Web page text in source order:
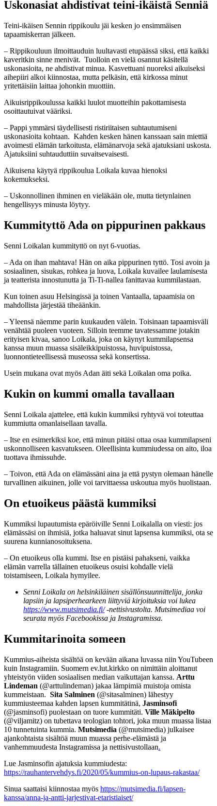
Uskonasiat ahdistivat teini-ikäistä Senniä
Teini-ikäisen Sennin rippikoulu jäi kesken jo ensimmäisen
tapaamiskerran jälkeen.
– Rippikouluun ilmoittauduin luultavasti etupäässä siksi, että kaikki
kaveritkin sinne menivät. Tuolloin en vielä osannut käsitellä
uskonasioita, ne ahdistivat minua. Kasvettuani nuoreksi aikuiseksi
aihepiiri alkoi kiinnostaa, mutta pelkäsin, että kirkossa minut
yritettäisiin laittaa johonkin muottiin.
Aikuisrippikoulussa kaikki luulot muotteihin pakottamisesta
osoittautuivat vääriksi.
– Pappi ymmärsi täydellisesti ristiriitaisen suhtautumiseni
uskonasioita kohtaan. Kahden kesken hänen kanssaan sain miettiä
avoimesti elämän tarkoitusta, elämänarvoja sekä ajatuksiani uskosta.
Ajatuksiini suhtauduttiin suvaitsevaisesti.
Aikuisena käytyä rippikoulua Loikala kuvaa hienoksi
kokemukseksi.
– Uskonnollinen ihminen en vieläkään ole, mutta tietynlainen
hengellisyys minusta löytyy.
Kummityttö Ada on pippurinen pakkaus
Senni Loikalan kummityttö on nyt 6-vuotias.
– Ada on ihan mahtava! Hän on aika pippurinen tyttö. Tosi avoin ja
sosiaalinen, sisukas, rohkea ja luova, Loikala kuvailee laulamisesta
ja teatterista innostunutta ja Ti-Ti-nallea fanittavaa kummilastaan.
Kun toinen asuu Helsingissä ja toinen Vantaalla, tapaamisia on
mahdollista järjestää tiheäänkin.
– Yleensä näemme parin kuukauden välein. Toisinaan tapaamisväli
venähtää puoleen vuoteen. Silloin teemme tavatessamme jotakin
erityisen kivaa, sanoo Loikala, joka on käynyt kummilapsensa
kanssa muun muassa sisäleikkipuistossa, huvipuistossa,
luonnontieteellisessä museossa sekä konsertissa.
Usein mukana ovat myös Adan äiti sekä Loikalan oma poika.
Kukin on kummi omalla tavallaan
Senni Loikala ajattelee, että kukin kummiksi ryhtyvä voi toteuttaa
kummiutta omanlaisellaan tavalla.
– Itse en esimerkiksi koe, että minun pitäisi ottaa osaa kummilapseni
uskonnolliseen kasvatukseen. Oleellisinta kummiudessa on aito, iloa
tuottava ihmissuhde.
– Toivon, että Ada on elämässäni aina ja että pystyn olemaan hänelle
turvallinen aikuinen, jolle voi tarvittaessa uskoutua myös huolistaan.
On etuoikeus päästä kummiksi
Kummiksi lupautumista epäröiville Senni Loikalalla on viesti: jos
elämässäsi on ihmisiä, jotka haluavat sinut lapsensa kummiksi, ota se
suurena kunnianosoituksena. ­
– On etuoikeus olla kummi. Itse en pistäisi pahakseni, vaikka
elämän varrella tällainen etuoikeus osuisi kohdalle vielä
toistamiseen, Loikala hymyilee.
Senni Loikala on helsinkiläinen sisällönsuunnittelija, jonka
lapsiin ja lapsiperhearkeen liittyviä kirjoituksia voi lukea
https://www.mutsimedia.fi/-nettisivustolta. Mutsimediaa voi
seurata myös Facebookissa ja Instagramissa.
Kummitarinoita someen
Kummius-aiheista sisältöä on kevään aikana luvassa niin YouTubeen
kuin Instagramiin. Suomern ev.lut.kirkko on nimittäin aloittanut
yhteistyön viiden sosiaalisen median vaikuttajan kanssa. Arttu
Lindeman (@arttulindeman) jakaa lämpimiä muistoja omista
kummeistaan. Sita Salminen (@sitasalminen) lähestyy
kummiusteemaa kahden lapsen kummitätinä, Jasminsofi
(@jasminsofi) puolestaan on tuore kummitäti. Ville Mäkipelto
(@viljamitz) on tubettava teologian tohtori, joka muun muassa listaa
10 tunnetuinta kummia. Mutsimedia (@mutsimedia) julkaisee
ajankohtaista sisältöä muun muassa perhe-elämästä ja
vanhemmuudesta Instagramissa ja nettisivustollaan.
Lue Jasminsofin ajatuksia kummiudesta:
https://rauhantervehdys.fi/2020/05/kummius-on-lupaus-rakastaa/
Sinua saattaisi kiinnostaa myös https://mutsimedia.fi/lapsen-
kanssa/anna-ja-antti-jarjestivat-etaristiaiset/